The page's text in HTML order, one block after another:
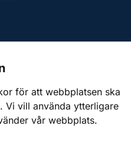
för att webbplatsen ska
Vi vill använda ytterligare
vår webbplats.